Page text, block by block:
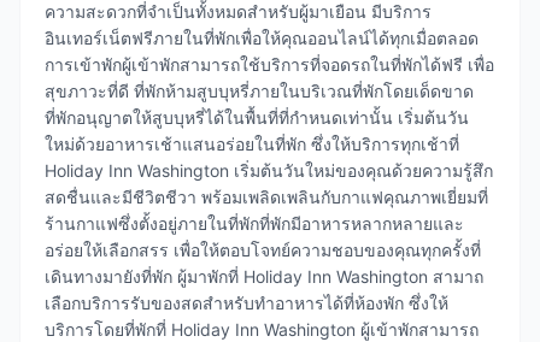
ความสะดวกที่จำเป็นทั้งหมดสำหรับผู้มาเยือน มีบริการ
อินเทอร์เน็ตฟรีภายในที่พักเพื่อให้คุณออนไลน์ได้ทุกเมื่อตลอด
การเข้าพักผู้เข้าพักสามารถใช้บริการที่จอดรถในที่พักได้ฟรี เพื่อ
สุขภาวะที่ดี ที่พักห้ามสูบบุหรี่ภายในบริเวณที่พักโดยเด็ดขาด
ที่พักอนุญาตให้สูบบุหรี่ได้ในพื้นที่ที่กำหนดเท่านั้น เริ่มต้นวัน
ใหม่ด้วยอาหารเช้าแสนอร่อยในที่พัก ซึ่งให้บริการทุกเช้าที่
Holiday Inn Washington เริ่มต้นวันใหม่ของคุณด้วยความรู้สึก
สดชื่นและมีชีวิตชีวา พร้อมเพลิดเพลินกับกาแฟคุณภาพเยี่ยมที่
ร้านกาแฟซึ่งตั้งอยู่ภายในที่พักที่พักมีอาหารหลากหลายและ
อร่อยให้เลือกสรร เพื่อให้ตอบโจทย์ความชอบของคุณทุกครั้งที่
เดินทางมายังที่พัก ผู้มาพักที่ Holiday Inn Washington สามาถ
เลือกบริการรับของสดสำหรับทำอาหารได้ที่ห้องพัก ซึ่งให้
บริการโดยที่พักที่ Holiday Inn Washington ผู้เข้าพักสามารถ